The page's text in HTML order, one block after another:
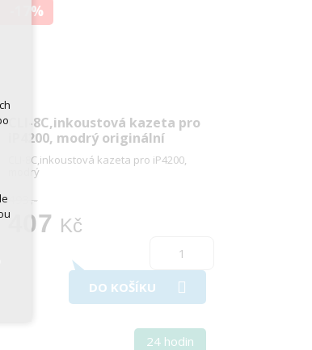
-17%
CLI-8C,inkoustová kazeta pro
iP4200, modrý originální
CLI-8C,inkoustová kazeta pro iP4200,
modrý
493,-
407 Kč
DO KOŠÍKU
24 hodin